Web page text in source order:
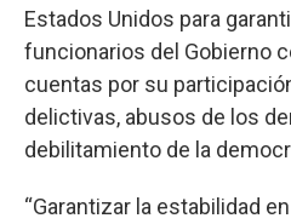
Estados Unidos para
funcionarios del Gobierno
cuentas por su
delictivas, abusos de los
debilitamiento de la
“Garantizar la estabilidad